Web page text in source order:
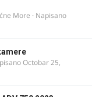
More · Napisano
Octobar 25,